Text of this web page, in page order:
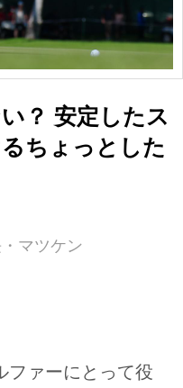
？ 安定したス
ちょっとした
マツケン
ファーにとって役